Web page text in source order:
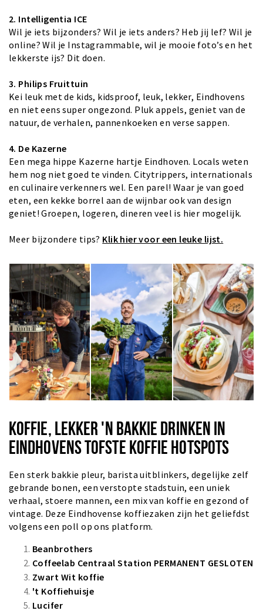
2. Intelligentia ICE
Wil je iets bijzonders? Wil je iets anders? Heb jij lef? Wil je
online? Wil je Instagrammable, wil je mooie foto’s en het
lekkerste ijs? Dit doen.
3. Philips Fruittuin
Kei leuk met de kids, kidsproof, leuk, lekker, Eindhovens
en niet eens super ongezond. Pluk appels, geniet van de
natuur, de verhalen, pannenkoeken en verse sappen.
4. De Kazerne
Een mega hippe Kazerne hartje Eindhoven. Locals weten
hem nog niet goed te vinden. Citytrippers, internationals
en culinaire verkenners wel. Een parel! Waar je van goed
eten, een kekke borrel aan de wijnbar ook van design
geniet! Groepen, logeren, dineren veel is hier mogelijk.
Meer bijzondere tips? Klik hier voor een leuke lijst.
KOFFIE, LEKKER 'N BAKKIE DRINKEN IN
EINDHOVENS TOFSTE KOFFIE HOTSPOTS
Een sterk bakkie pleur, barista uitblinkers, degelijke zelf
gebrande bonen, een verstopte stadstuin, een uniek
verhaal, stoere mannen, een mix van koffie en gezond of
vintage. Deze Eindhovense koffiezaken zijn het geliefdst
volgens een poll op ons platform.
Beanbrothers
Coffeelab Centraal Station PERMANENT GESLOTEN
Zwart Wit koffie
't Koffiehuisje
Lucifer